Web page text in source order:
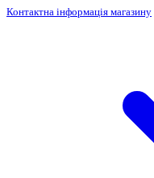
Контактна інформація магазину